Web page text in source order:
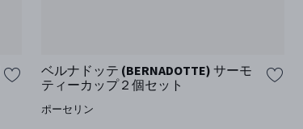
ベルナドッテ (BERNADOTTE) サーモ
ティーカップ２個セット
ポーセリン